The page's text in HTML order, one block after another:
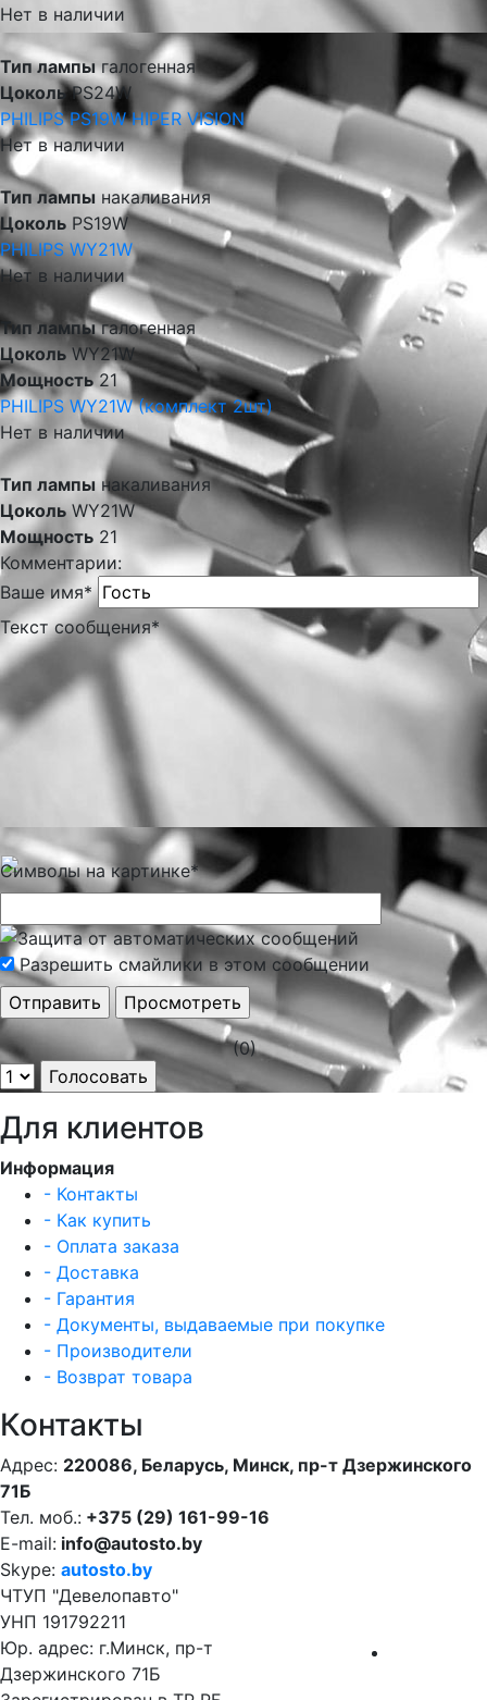
Нет в наличии
Тип лампыгалогенная
ЦокольPS24W
PHILIPS PS19W HIPER VISION
Нет в наличии
Тип лампы накаливания
Цоколь PS19W
PHILIPS WY21W
Нет в наличии
Тип лампыгалогенная
ЦокольWY21W
Мощность21
PHILIPS WY21W (комплект 2шт)
Нет в наличии
Тип лампы накаливания
ЦокольWY21W
Мощность 21
Комментарии:
Ваше имя*
Текст сообщения*
Символы на картинке*
Разрешить смайлики в этом сообщении
(0)
Для клиентов
Информация
- Контакты
- Как купить
- Оплата заказа
- Доставка
- Гарантия
- Документы, выдаваемые при покупке
- Производители
- Возврат товара
Контакты
Адрес: 220086, Беларусь, Минск, пр-т Дзержинского
71Б
Тел. моб.: +375 (29) 161-99-16
E-mail: info@autosto.by
Skype: autosto.by
ЧТУП "Девелопавто"
УНП 191792211
Юр. адрес: г.Минск, пр-т
Дзержинского 71Б